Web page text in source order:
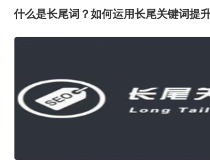
什么是长尾词？如何运用长尾关键词提